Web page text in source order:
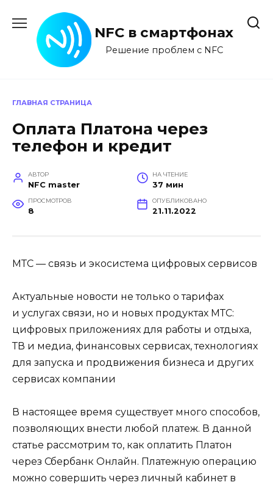
содержанию
NFC в смартфонах
Решение проблем с NFC
ГЛАВНАЯ СТРАНИЦА
Оплата Платона через
телефон и кредит
АВТОР
NFC master
НА ЧТЕНИЕ
37 мин
ПРОСМОТРОВ
8
ОПУБЛИКОВАНО
21.11.2022
МТС — связь и экосистема цифровых сервисов
Актуальные новости не только о тарифах
и услугах связи, но и новых продуктах МТС:
цифровых приложениях для работы и отдыха,
ТВ и медиа, финансовых сервисах, технологиях
для запуска и продвижения бизнеса и других
сервисах компании
В настоящее время существует много способов,
позволяющих внести любой платеж. В данной
статье рассмотрим то, как оплатить Платон
через Сбербанк Онлайн. Платежную операцию
можно совершить через личный кабинет в